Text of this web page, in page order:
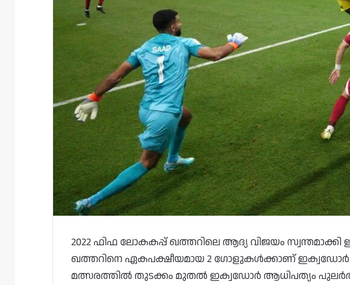
2022 ഫിഫ ലോകകപ്പ് ഖത്തറിലെ ആദ്യ വിജയം
ഖത്തറിനെ ഏകപക്ഷീയമായ 2 ഗോളുകൾക്കാണ് ഇക്വഡോർ
മത്സരത്തിൽ തുടക്കം മുതൽ ഇക്വഡോർ ആധിപത്യം